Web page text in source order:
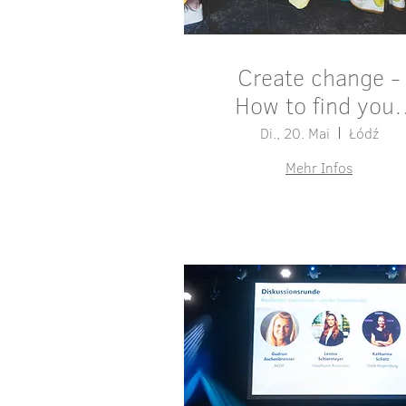
Create change -
How to find your
path with impact.
Di., 20. Mai
Łódź
Mehr Infos